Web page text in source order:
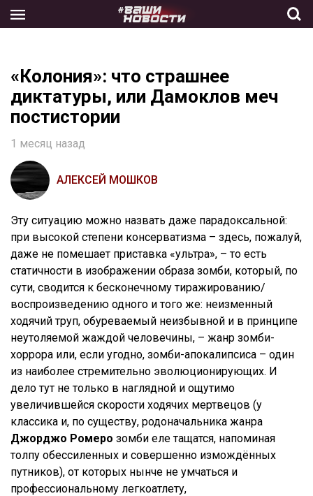
the
«Колония»: что страшнее
диктатуры, или Дамоклов меч
постистории
1 месяц назад
АЛЕКСЕЙ МОШКОВ
Эту ситуацию можно назвать даже парадоксальной:
при высокой степени консерватизма – здесь, пожалуй,
даже не помешает приставка «ультра», – то есть
статичности в изображении образа зомби, который, по
сути, сводится к бесконечному тиражированию/
воспроизведению одного и того же: неизменный
ходячий труп, обуреваемый неизбывной и в принципе
неутоляемой жаждой человечины, – жанр зомби-
хоррора или, если угодно, зомби-апокалипсиса – один
из наиболее стремительно эволюционирующих. И
дело тут не только в наглядной и ощутимо
увеличившейся скорости ходячих мертвецов (у
классика и, по существу, родоначальника жанра
Джорджо Ромеро зомби еле тащатся, напоминая
толпу обессиленных и совершенно измождённых
путников), от которых нынче не умчаться и
профессиональному легкоатлету,